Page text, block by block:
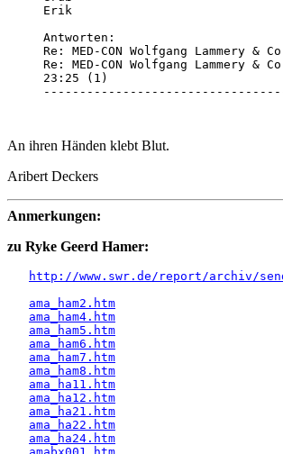
Erik
Antworten:
Re: MED-CON Wolfgang Lammery
Re: MED-CON Wolfgang Lammery
23:25 (1)
An ihren Händen klebt Blut.
Aribert Deckers
Anmerkungen:
zu Ryke Geerd Hamer:
http://www.swr.de/report/archiv/
ama_ham2.htm
ama_ham4.htm
ama_ham5.htm
ama_ham6.htm
ama_ham7.htm
ama_ham8.htm
ama_ha11.htm
ama_ha12.htm
ama_ha21.htm
ama_ha22.htm
ama_ha24.htm